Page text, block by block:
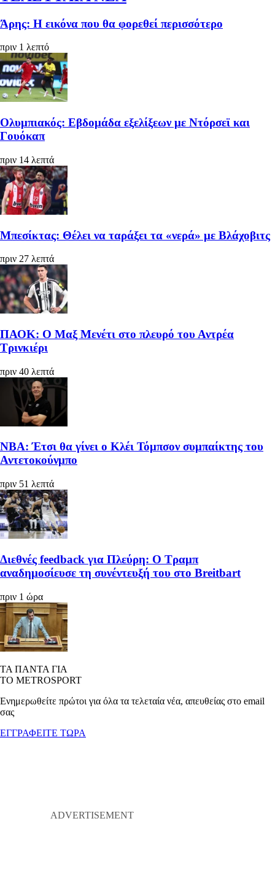
Άρης: Η εικόνα που θα φορεθεί περισσότερο
πριν 1 λεπτό
Ολυμπιακός: Εβδομάδα εξελίξεων με Ντόρσεϊ και
Γουόκαπ
πριν 14 λεπτά
Μπεσίκτας: Θέλει να ταράξει τα «νερά» με Βλάχοβιτς
πριν 27 λεπτά
ΠΑΟΚ: Ο Μαξ Μενέτι στο πλευρό του Αντρέα
Τρινκιέρι
πριν 40 λεπτά
ΝΒΑ: Έτσι θα γίνει ο Κλέι Τόμπσον συμπαίκτης του
Αντετοκούνμπο
πριν 51 λεπτά
Διεθνές feedback για Πλεύρη: Ο Τραμπ
αναδημοσίευσε τη συνέντευξή του στο Breitbart
πριν 1 ώρα
ΤΑ ΠΑΝΤΑ ΓΙΑ
ΤΟ METROSPORT
Ενημερωθείτε πρώτοι για όλα τα τελεταία νέα, απευθείας στο email
σας
ΕΓΓΡΑΦΕΙΤΕ ΤΩΡΑ